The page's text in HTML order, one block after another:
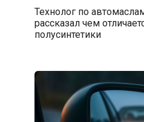
Технолог по
рассказал чем
полусинтетики